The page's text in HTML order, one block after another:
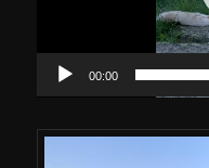
00:00